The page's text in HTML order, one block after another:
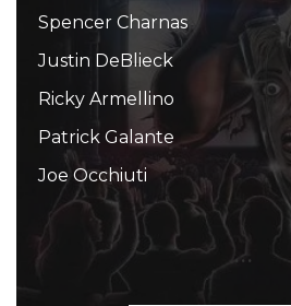
Spencer Charnas
Justin DeBlieck
Ricky Armellino
Patrick Galante
Joe Occhiuti
...